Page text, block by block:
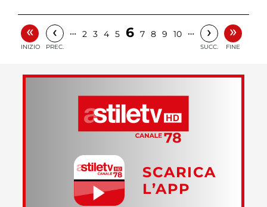
«
INIZIO
‹
PREC.
… 2 3 4 5 6 7 8 9 10 … ›
SUCC.
»
FINE
SCARICA
L’APP